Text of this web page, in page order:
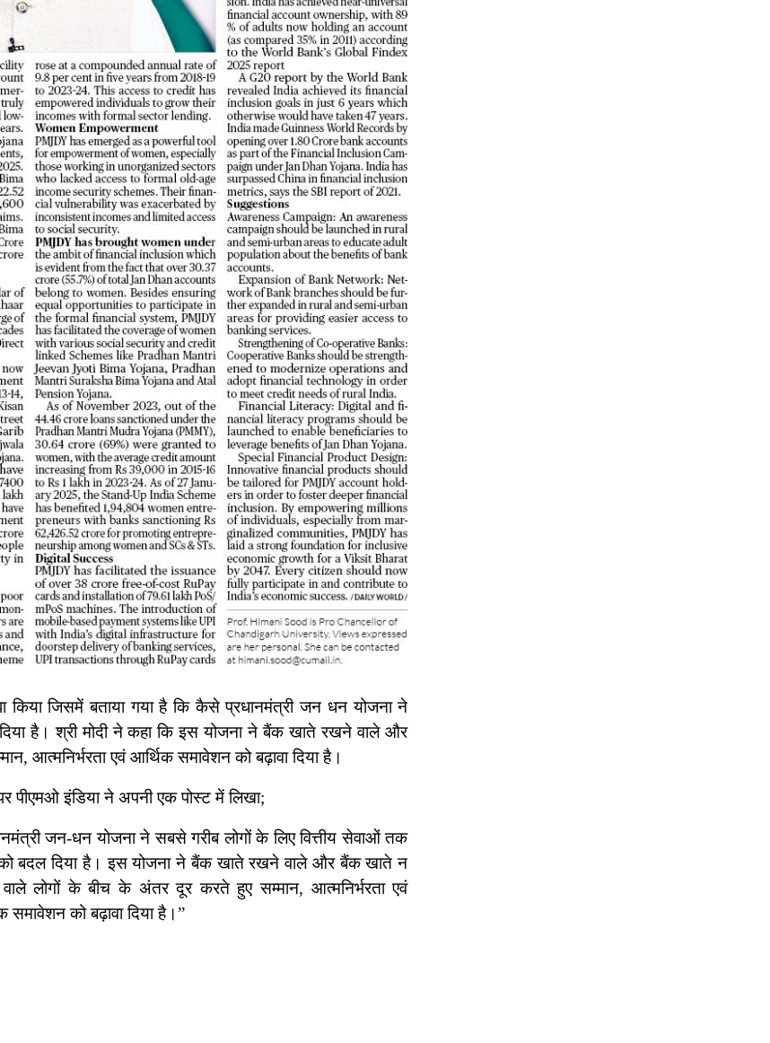
किया जिसमें बताया गया है कि कैसे प्रधानमंत्री जन धन योजना ने
है। श्री मोदी ने कहा कि इस योजना ने बैंक खाते रखने वाले और
आत्मनिर्भरता एवं आर्थिक समावेशन को बढ़ावा दिया है।
पीएमओ इंडिया ने अपनी एक पोस्‍ट में लिखा;
जन-धन योजना ने सबसे गरीब लोगों के लिए वित्तीय सेवाओं तक
बदल दिया है। इस योजना ने बैंक खाते रखने वाले और बैंक खाते न
लोगों के बीच के अंतर दूर करते हुए सम्मान, आत्मनिर्भरता एवं
समावेशन को बढ़ावा दिया है।”